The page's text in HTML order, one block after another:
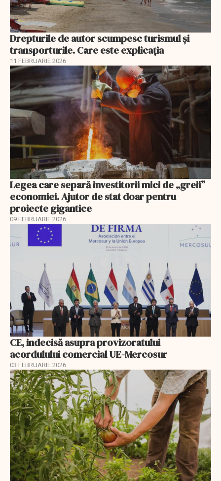
Drepturile de autor scumpesc turismul și
transporturile. Care este explicația
11 FEBRUARIE 2026
Legea care separă investitorii mici de „greii”
economiei. Ajutor de stat doar pentru
proiecte gigantice
09 FEBRUARIE 2026
CE, indecisă asupra provizoratului
acordulului comercial UE-Mercosur
03 FEBRUARIE 2026